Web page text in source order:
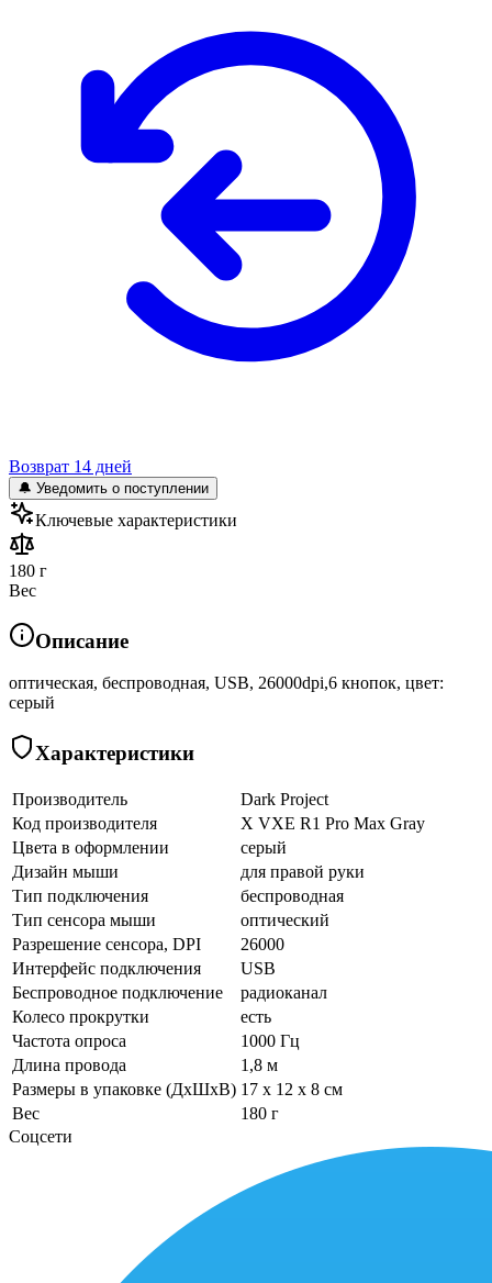
Возврат 14 дней
🔔 Уведомить о поступлении
Ключевые характеристики
180 г
Вес
Описание
оптическая, беспроводная, USB, 26000dpi,6 кнопок, цвет:
серый
Характеристики
Производитель
Dark Project
Код производителя
X VXE R1 Pro Max Gray
Цвета в оформлении
серый
Дизайн мыши
для правой руки
Тип подключения
беспроводная
Тип сенсора мыши
оптический
Разрешение сенсора, DPI
26000
Интерфейс подключения
USB
Беспроводное подключение
радиоканал
Колесо прокрутки
есть
Частота опроса
1000 Гц
Длина провода
1,8 м
Размеры в упаковке (ДхШхВ) 17 x 12 x 8 см
Вес
180 г
Соцсети